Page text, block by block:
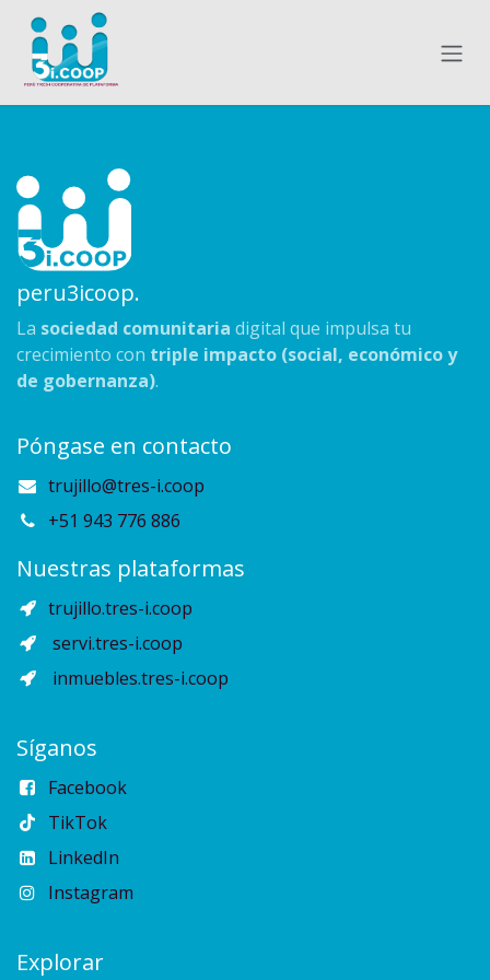
Ir al contenido
peru3icoop.
La sociedad comunitaria digital que impulsa tu
crecimiento con triple impacto (social, económico y
de gobernanza).
Póngase en contacto
trujillo@tres-i.coop
+51 943 776 886
Nuestras plataformas
trujillo.tres-i.coop
servi.tres-i.coop
inmuebles.tres-i.coop
Síganos
Facebook
TikTok
LinkedIn
Instagram
Explorar